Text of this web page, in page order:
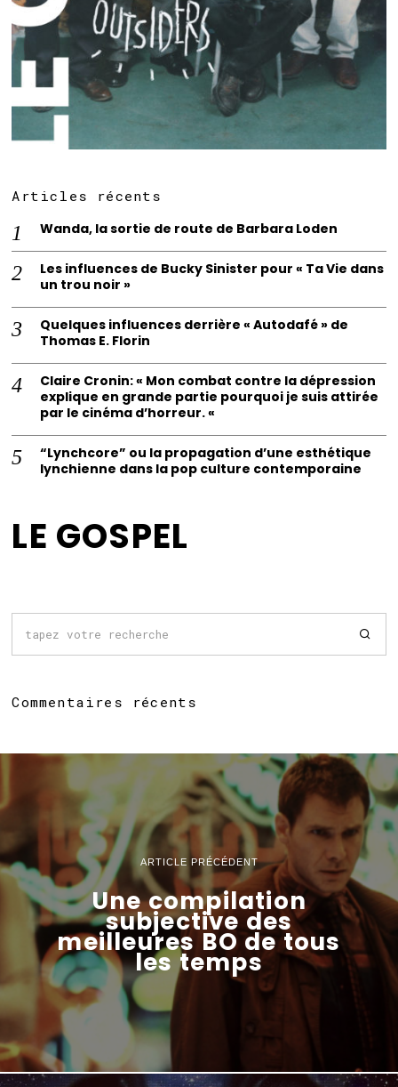
Articles récents
Wanda, la sortie de route de Barbara Loden
Les influences de Bucky Sinister pour « Ta Vie dans
un trou noir »
Quelques influences derrière « Autodafé » de
Thomas E. Florin
Claire Cronin: « Mon combat contre la dépression
explique en grande partie pourquoi je suis attirée
par le cinéma d’horreur. «
“Lynchcore” ou la propagation d’une esthétique
lynchienne dans la pop culture contemporaine
LE GOSPEL
Commentaires récents
ARTICLE PRÉCÉDENT
Une compilation
subjective des
meilleures BO de tous
les temps